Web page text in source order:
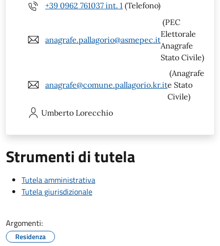
+39 0962 761037 int. 1 (Telefono)
anagrafe.pallagorio@asmepec.it
(PEC
Elettorale
Anagrafe
Stato Civile)
anagrafe@comune.pallagorio.kr.it
(Anagrafe
e Stato
Civile)
Umberto Lorecchio
Strumenti di tutela
Tutela amministrativa
Tutela giurisdizionale
Argomenti:
Residenza